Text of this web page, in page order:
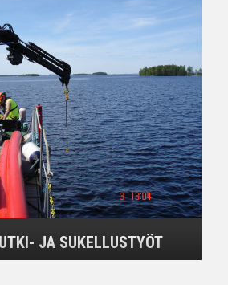
JA SUKELLUSTYÖT